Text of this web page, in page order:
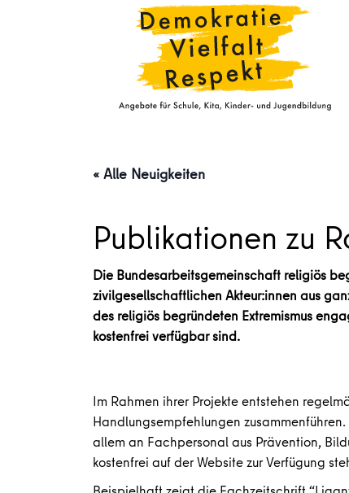
« Alle Neuigkeiten
Publikationen zu
Die Bundesarbeitsgemeinschaft religiös
zivilgesellschaftlichen Akteur:innen aus
des religiös begründeten Extremismus
kostenfrei verfügbar sind.
Im Rahmen ihrer Projekte entstehen
Handlungsempfehlungen
allem an Fachpersonal aus Prävention,
kostenfrei auf der Website zur Verfügung